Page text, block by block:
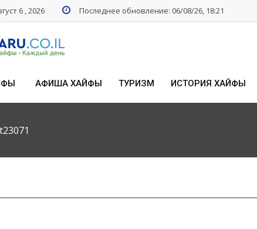
6 , 2026 Последнее обновление: 06/08/26, 18:21
АФИША ХАЙФЫ ТУРИЗМ ИСТОРИЯ ХАЙФЫ